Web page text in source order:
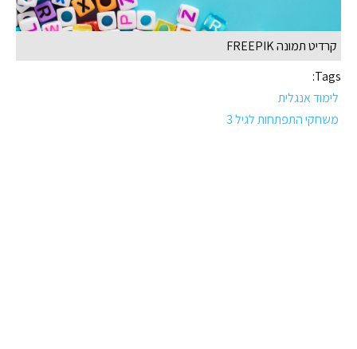
קרדיט תמונה FREEPIK
Tags:
לימוד אנגלית
משחקי התפתחות לגיל 3